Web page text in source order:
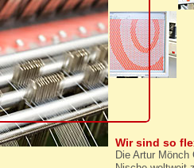
Wir sind so
Die Artur